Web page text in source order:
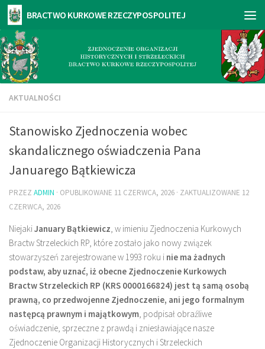
AKTUALNOŚCI
Stanowisko Zjednoczenia wobec
skandalicznego oświadczenia Pana
Januarego Bątkiewicza
PRZEZ ADMIN · OPUBLIKOWANE 11 CZERWCA, 2026 · ZAKTUALIZOWANE 12
CZERWCA, 2026
NiejakiJanuary Bątkiewicz, w imieniu Zjednoczenia Kurkowych
Bractw Strzeleckich RP, które zostało jako nowy związek
stowarzyszeń zarejestrowane w 1993 roku i nie ma żadnych
podstaw, aby uznać, iż obecne Zjednoczenie Kurkowych
Bractw Strzeleckich RP (KRS 0000166824) jest tą samą osobą
prawną, co przedwojenne Zjednoczenie, ani jego formalnym
następcą prawnym i majątkowym, podpisał obraźliwe
oświadczenie, sprzeczne z prawdą i zniesławiające nasze
Zjednoczenie Organizacji Historycznych i Strzeleckich